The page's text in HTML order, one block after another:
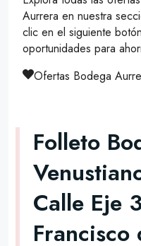
Aurrera en nuestra
clic en el siguiente
oportunidades para
Ofertas Bodega
Folleto
Calle Eje
Francisco